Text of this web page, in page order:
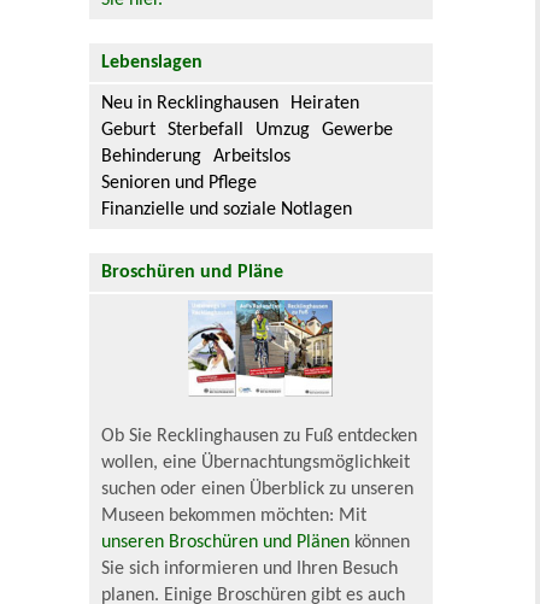
Lebenslagen
Neu in Recklinghausen
Heiraten
Geburt
Sterbefall Umzug
Gewerbe
Behinderung
Arbeitslos
Senioren und Pflege
Finanzielle und soziale Notlagen
Broschüren und Pläne
Ob Sie Recklinghausen zu Fuß entdecken
wollen, eine Übernachtungsmöglichkeit
suchen oder einen Überblick zu unseren
Museen bekommen möchten: Mit
unseren Broschüren und Plänen können
Sie sich informieren und Ihren Besuch
planen. Einige Broschüren gibt es auch